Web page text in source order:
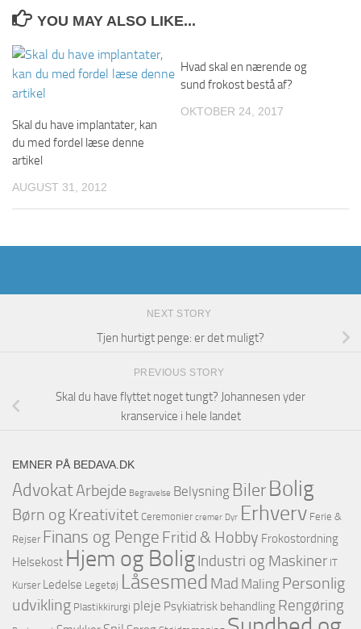
YOU MAY ALSO LIKE...
Skal du have implantater, kan
du med fordel læse denne
artikel
AUGUST 31, 2012
Hvad skal en nærende og
sund frokost bestå af?
OKTOBER 24, 2017
NEXT STORY
Tjen hurtigt penge: er det muligt?
PREVIOUS STORY
Skal du have flyttet noget tungt? Johannesen yder
kranservice i hele landet
EMNER PÅ BEDAVA.DK
AdvokatArbejde Begravelse Belysning BilerBolig
Børn og Kreativitet Ceremonier cremer Dyr Erhverv Ferie &
Rejser Finans og Penge Fritid & Hobby Frokostordning
Helsekost Hjem og BoligIndustri og Maskiner IT
Kurser Ledelse Legetøj Låsesmed Mad Maling Personlig
udvikling Plastikkirurgi pleje Psykiatrisk behandling Rengøring